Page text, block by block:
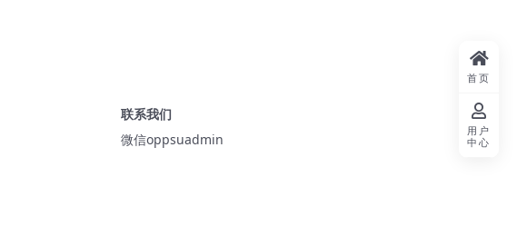
联系我们
微信oppsuadmin
首页
用户
中心